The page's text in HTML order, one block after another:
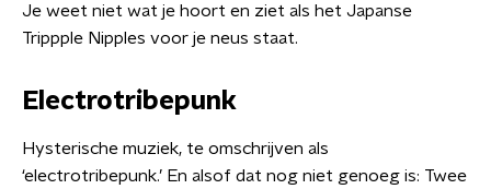
Je weet niet wat je hoort en ziet als het Japanse
Trippple Nipples voor je neus staat.
Electrotribepunk
Hysterische muziek, te omschrijven als
‘electrotribepunk.’ En alsof dat nog niet genoeg is: Twee